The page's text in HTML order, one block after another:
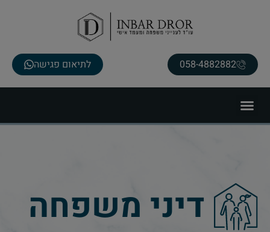
058-4882882 לתיאום פגישה
דיני משפחה